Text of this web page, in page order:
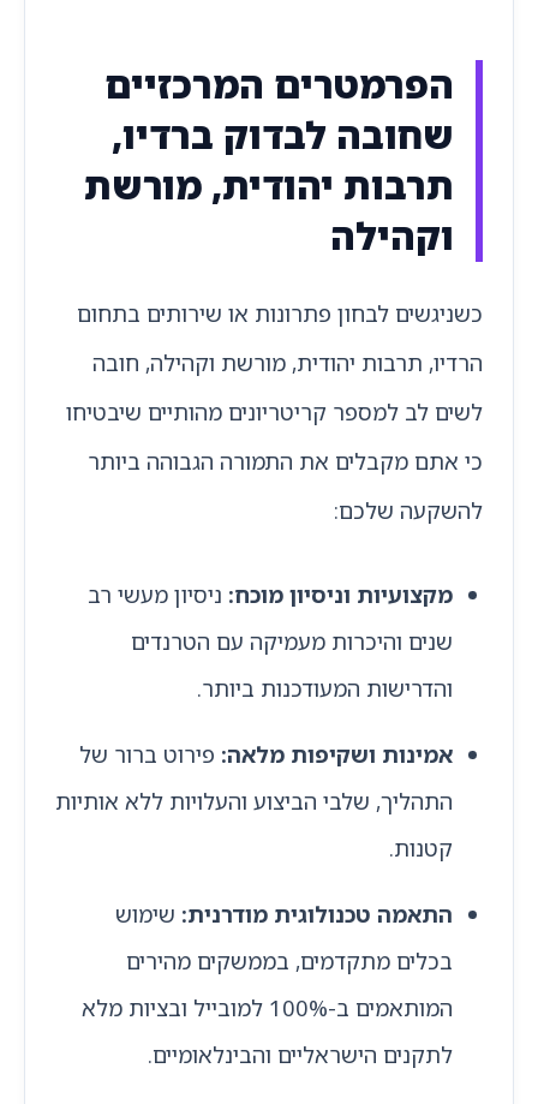
הפרמטרים המרכזיים
שחובה לבדוק ברדיו,
תרבות יהודית, מורשת
וקהילה
כשניגשים לבחון פתרונות או שירותים בתחום
הרדיו, תרבות יהודית, מורשת וקהילה, חובה
לשים לב למספר קריטריונים מהותיים שיבטיחו
כי אתם מקבלים את התמורה הגבוהה ביותר
להשקעה שלכם:
מקצועיות וניסיון מוכח:ניסיון מעשי רב
שנים והיכרות מעמיקה עם הטרנדים
והדרישות המעודכנות ביותר.
אמינות ושקיפות מלאה:פירוט ברור של
התהליך, שלבי הביצוע והעלויות ללא אותיות
קטנות.
התאמה טכנולוגית מודרנית:שימוש
בכלים מתקדמים, בממשקים מהירים
המותאמים ב-100% למובייל ובציות מלא
לתקנים הישראליים והבינלאומיים.